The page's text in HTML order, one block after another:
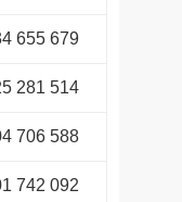
655 679
281 514
706 588
742 092